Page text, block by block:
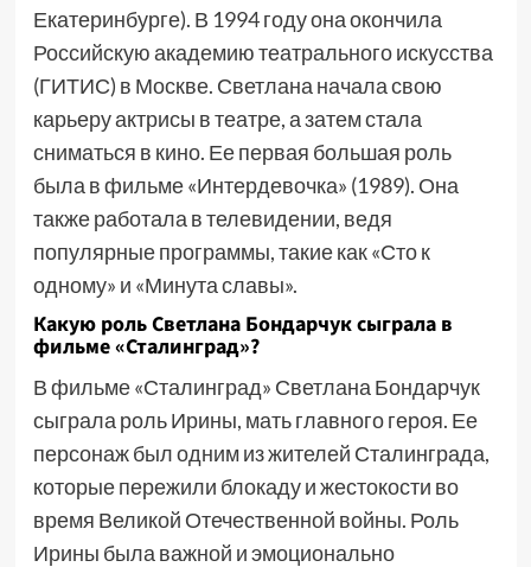
Екатеринбурге). В 1994 году она окончила
Российскую академию театрального искусства
(ГИТИС) в Москве. Светлана начала свою
карьеру актрисы в театре, а затем стала
сниматься в кино. Ее первая большая роль
была в фильме «Интердевочка» (1989). Она
также работала в телевидении, ведя
популярные программы, такие как «Сто к
одному» и «Минута славы».
Какую роль Светлана Бондарчук сыграла в
фильме «Сталинград»?
В фильме «Сталинград» Светлана Бондарчук
сыграла роль Ирины, мать главного героя. Ее
персонаж был одним из жителей Сталинграда,
которые пережили блокаду и жестокости во
время Великой Отечественной войны. Роль
Ирины была важной и эмоционально